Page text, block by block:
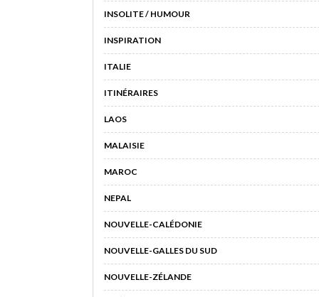
INSOLITE / HUMOUR
INSPIRATION
ITALIE
ITINÉRAIRES
LAOS
MALAISIE
MAROC
NEPAL
NOUVELLE-CALÉDONIE
NOUVELLE-GALLES DU SUD
NOUVELLE-ZÉLANDE